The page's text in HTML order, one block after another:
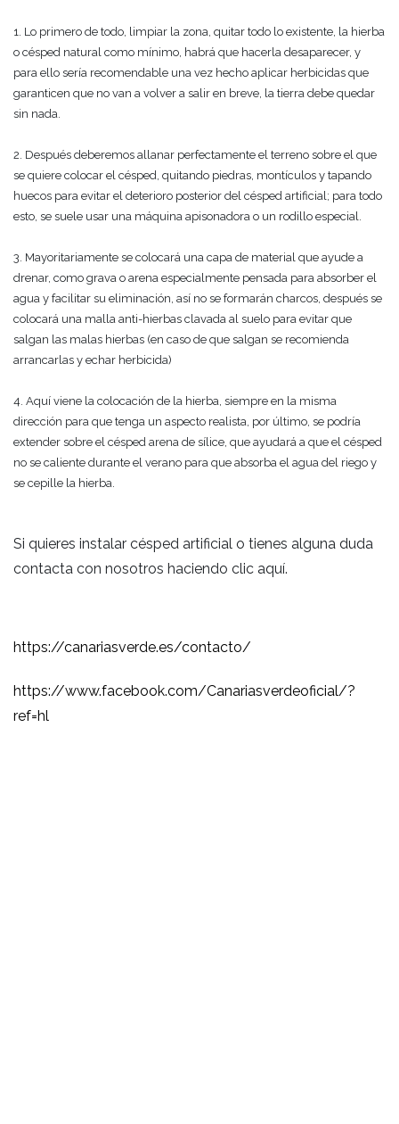
1. Lo primero de todo, limpiar la zona, quitar todo lo existente, la hierba
o césped natural como mínimo, habrá que hacerla desaparecer, y
para ello sería recomendable una vez hecho aplicar herbicidas que
garanticen que no van a volver a salir en breve, la tierra debe quedar
sin nada.
2. Después deberemos allanar perfectamente el terreno sobre el que
se quiere colocar el césped, quitando piedras, montículos y tapando
huecos para evitar el deterioro posterior del césped artificial; para todo
esto, se suele usar una máquina apisonadora o un rodillo especial.
3. Mayoritariamente se colocará una capa de material que ayude a
drenar, como grava o arena especialmente pensada para absorber el
agua y facilitar su eliminación, así no se formarán charcos, después se
colocará una malla anti-hierbas clavada al suelo para evitar que
salgan las malas hierbas (en caso de que salgan se recomienda
arrancarlas y echar herbicida)
4. Aquí viene la colocación de la hierba, siempre en la misma
dirección para que tenga un aspecto realista, por último, se podría
extender sobre el césped arena de sílice, que ayudará a que el césped
no se caliente durante el verano para que absorba el agua del riego y
se cepille la hierba.
Si quieres instalar césped artificial o tienes alguna duda
contacta con nosotros haciendo clic aquí.
https://canariasverde.es/contacto/
https://www.facebook.com/Canariasverdeoficial/?
ref=hl